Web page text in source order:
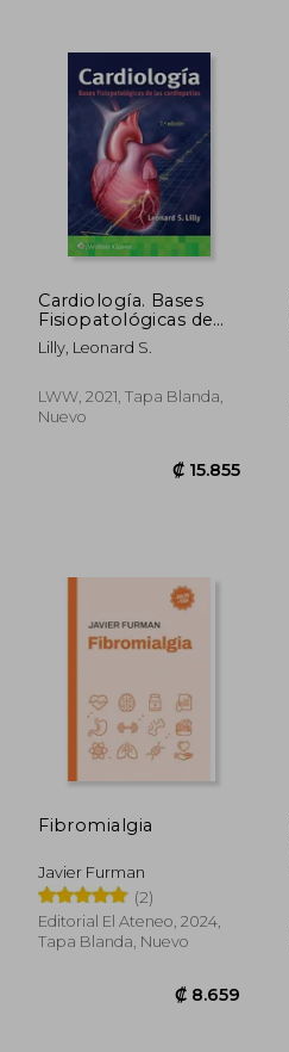
Cardiología. Bases
Fisiopatológicas de
Las Cardiopatías
Lilly, Leonard S.
LWW, 2021, Tapa Blanda,
Nuevo
₡ 15.855
Fibromialgia
Javier Furman
(2)
Editorial El Ateneo, 2024,
Tapa Blanda, Nuevo